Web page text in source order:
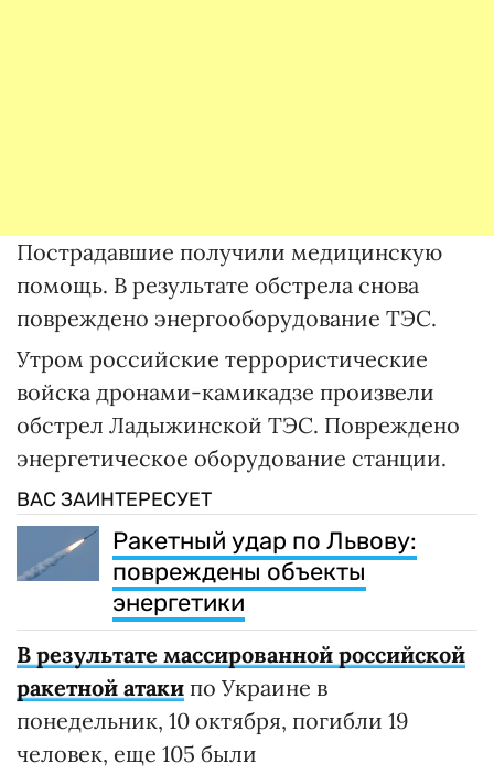
Пострадавшие получили медицинскую
помощь. В результате обстрела снова
повреждено энергооборудование ТЭС.
Утром российские террористические
войска дронами-камикадзе произвели
обстрел Ладыжинской ТЭС. Повреждено
энергетическое оборудование станции.
ВАС ЗАИНТЕРЕСУЕТ
Ракетный удар по Львову:
повреждены объекты
энергетики
В результате массированной российской
ракетной атаки по Украине в
понедельник, 10 октября, погибли 19
человек, еще 105 были